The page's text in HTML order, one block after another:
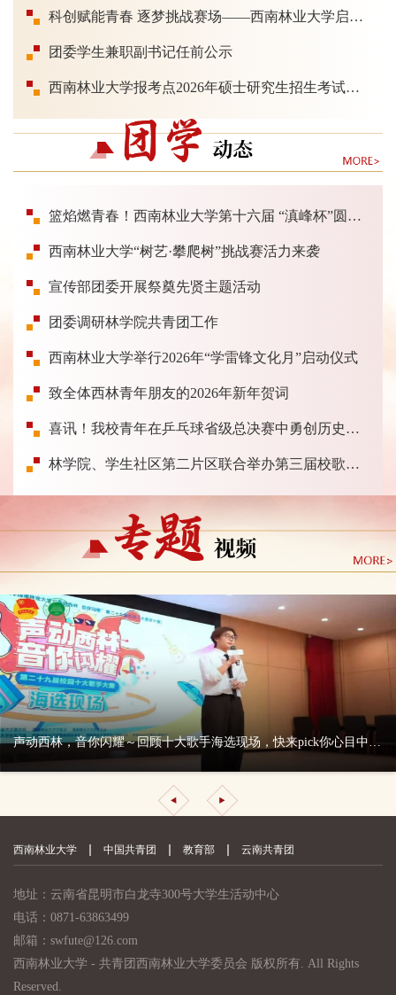
科创赋能青春 逐梦挑战赛场——西南林业大学启动第十五届“挑战杯”校赛暨首场培训会
团委学生兼职副书记任前公示
西南林业大学报考点2026年硕士研究生招生考试报名公告
篮焰燃青春！西南林业大学第十六届 “滇峰杯”圆满落幕
西南林业大学“树艺·攀爬树”挑战赛活力来袭
宣传部团委开展祭奠先贤主题活动
团委调研林学院共青团工作
西南林业大学举行2026年“学雷锋文化月”启动仪式
致全体西林青年朋友的2026年新年贺词
喜讯！我校青年在乒乓球省级总决赛中勇创历史佳绩
林学院、学生社区第二片区联合举办第三届校歌合唱比赛
声动西林，音你闪耀～回顾十大歌手海选现场，快来pick你心目中的k歌之王吧！
西南林业大学 中国共青团 教育部 云南共青团
地址：云南省昆明市白龙寺300号大学生活动中心
电话：0871-63863499
邮箱：swfute@126.com
西南林业大学 - 共青团西南林业大学委员会 版权所有. All Rights
Reserved.